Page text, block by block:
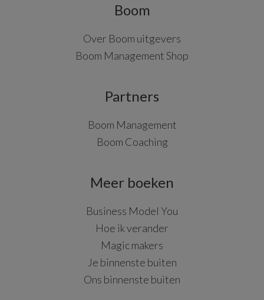
Boom
Over Boom uitgevers
Boom Management Shop
Partners
Boom Management
Boom Coaching
Meer boeken
Business Model You
Hoe ik verander
Magic makers
Je binnenste buiten
Ons binnenste buiten